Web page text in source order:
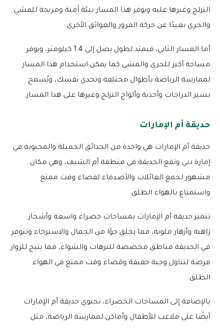
التزلج وغيرها عليه ويوفر هذا المسار بيئة آمنة ومريحة للمشي
والجري بعيدًا عن حركة المرور والعوائق الأخرى.
أما المسار الثاني، فيمتد لطول يصل إلى 1.4 كيلومتر، ويوفر
مساحة أكبر للجري والمشي كما يمكن استخدام هذا المسار
لممارسة الرياضة بأطوال مختلفة وتحدي نفسك، ويُسمح
بسير الدراجات وأحذية وألواح التزلج وغيرها على هذا المسار.
حديقة أم الإمارات
حديقة أم الإمارات هي واحدة من الحدائق الجميلة والمحبوبة في
إمارة دبي وتقع الحديقة في منطقة أم الشيف، وهي مكان
مشهور لجمع العائلات والأصدقاء لقضاء وقت ممتع
واستمتاع بالهواء الطلق.
تتميز حديقة أم الإمارات بمساحات خضراء واسعة وأشجار
زاهية وأزهار ملونة، مما يخلق جوًا من الجمال والاسترخاء وتتوفر
في الحديقة مناطق مخصصة للنزهات والشواء، مما يتيح للزوار
فرصة لتناول وجبة خفيفة وقضاء وقت ممتع في الهواء
الطلق.
بالإضافة إلى المساحات الخضراء، تحتوي حديقة أم الإمارات
أيضًا على ملاعب للأطفال وأماكن لممارسة الرياضة، مثل